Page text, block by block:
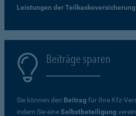
Leistungen der
Beiträge sparen
Sie können den Beitrag für Ihre Kfz-
indem Sie eineSelbstbeteiligung